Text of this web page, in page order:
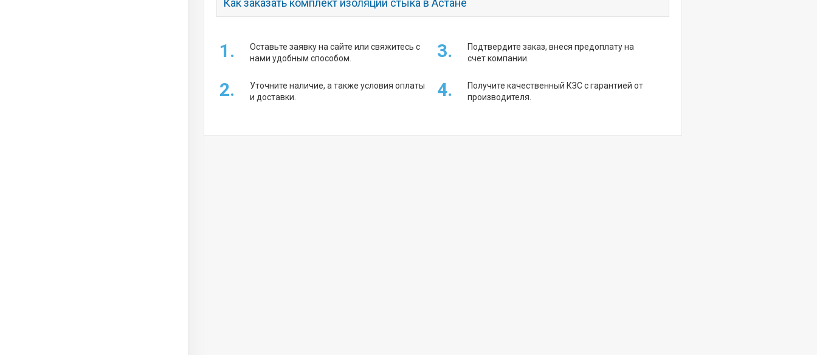
Как заказать комплект изоляции стыка в Астане
1.
Оставьте заявку на сайте или свяжитесь с
нами удобным способом.
2.
Уточните наличие, а также условия оплаты
и доставки.
3.
Подтвердите заказ, внеся предоплату на
счет компании.
4.
Получите качественный КЗС с гарантией от
производителя.